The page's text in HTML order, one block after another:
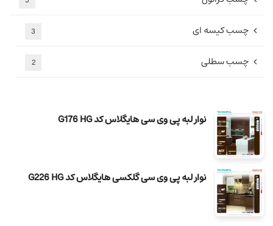
چسب کیسه ای 3
چسب سطلی 2
نوار لبه پی وی سی هایگلاس کد G176 HG
نوار لبه پی وی سی گلکسی هایگلاس کد G226 HG